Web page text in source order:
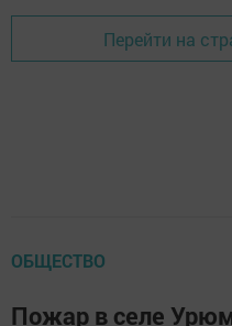
Перейти на
ОБЩЕСТВО
Пожар в селе